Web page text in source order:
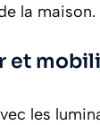
la maison.
et
les